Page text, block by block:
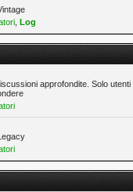
,Log
approfondite. Solo